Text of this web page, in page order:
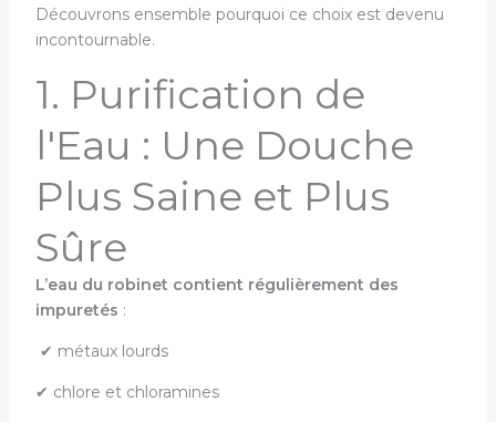
Découvrons ensemble pourquoi ce choix est devenu
incontournable.
1. Purification de
l'Eau : Une Douche
Plus Saine et Plus
Sûre
L’eau du robinet contient régulièrement des
impuretés :
✔ métaux lourds
✔ chlore et chloramines